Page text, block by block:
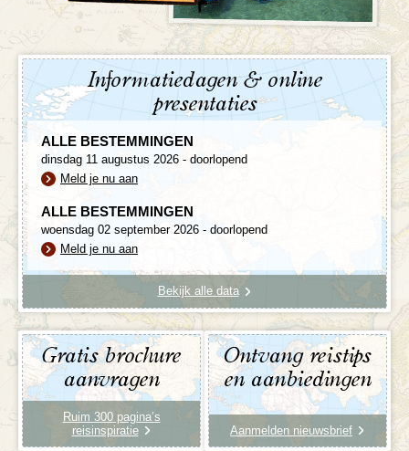
Informatiedagen & online
presentaties
ALLE BESTEMMINGEN
dinsdag 11 augustus 2026 - doorlopend
Meld je nu aan
ALLE BESTEMMINGEN
woensdag 02 september 2026 - doorlopend
Meld je nu aan
Bekijk alle data
Gratis brochure
aanvragen
Ruim 300 pagina’s
reisinspiratie
Ontvang reistips
en aanbiedingen
Aanmelden nieuwsbrief